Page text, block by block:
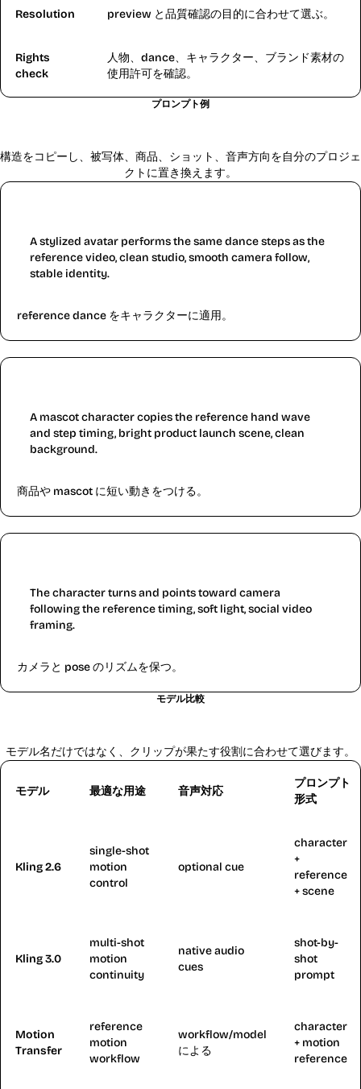
Resolution preview と品質確認の目的に合わせて選ぶ。
Rights
check
人物、dance、キャラクター、ブランド素材の
使用許可を確認。
プロンプト例
構造をコピーし、被写体、商品、ショット、音声方向を自分のプロジェ
クトに置き換えます。
A stylized avatar performs the same dance steps as the
reference video, clean studio, smooth camera follow,
stable identity.
reference dance をキャラクターに適用。
A mascot character copies the reference hand wave
and step timing, bright product launch scene, clean
background.
商品や mascot に短い動きをつける。
The character turns and points toward camera
following the reference timing, soft light, social video
framing.
カメラと pose のリズムを保つ。
モデル比較
モデル名だけではなく、クリップが果たす役割に合わせて選びます。
モデル 最適な用途 音声対応
プロンプト
形式
Kling 2.6
single-shot
motion
control
optional cue
character
+
reference
+ scene
Kling 3.0
multi-shot
motion
continuity
native audio
cues
shot-by-
shot
prompt
Motion
Transfer
reference
motion
workflow
workflow/model
による
character
+ motion
reference